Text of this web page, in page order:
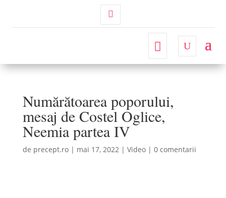
Numărătoarea poporului,
mesaj de Costel Oglice,
Neemia partea IV
de precept.ro| mai 17, 2022| Video| 0 comentarii